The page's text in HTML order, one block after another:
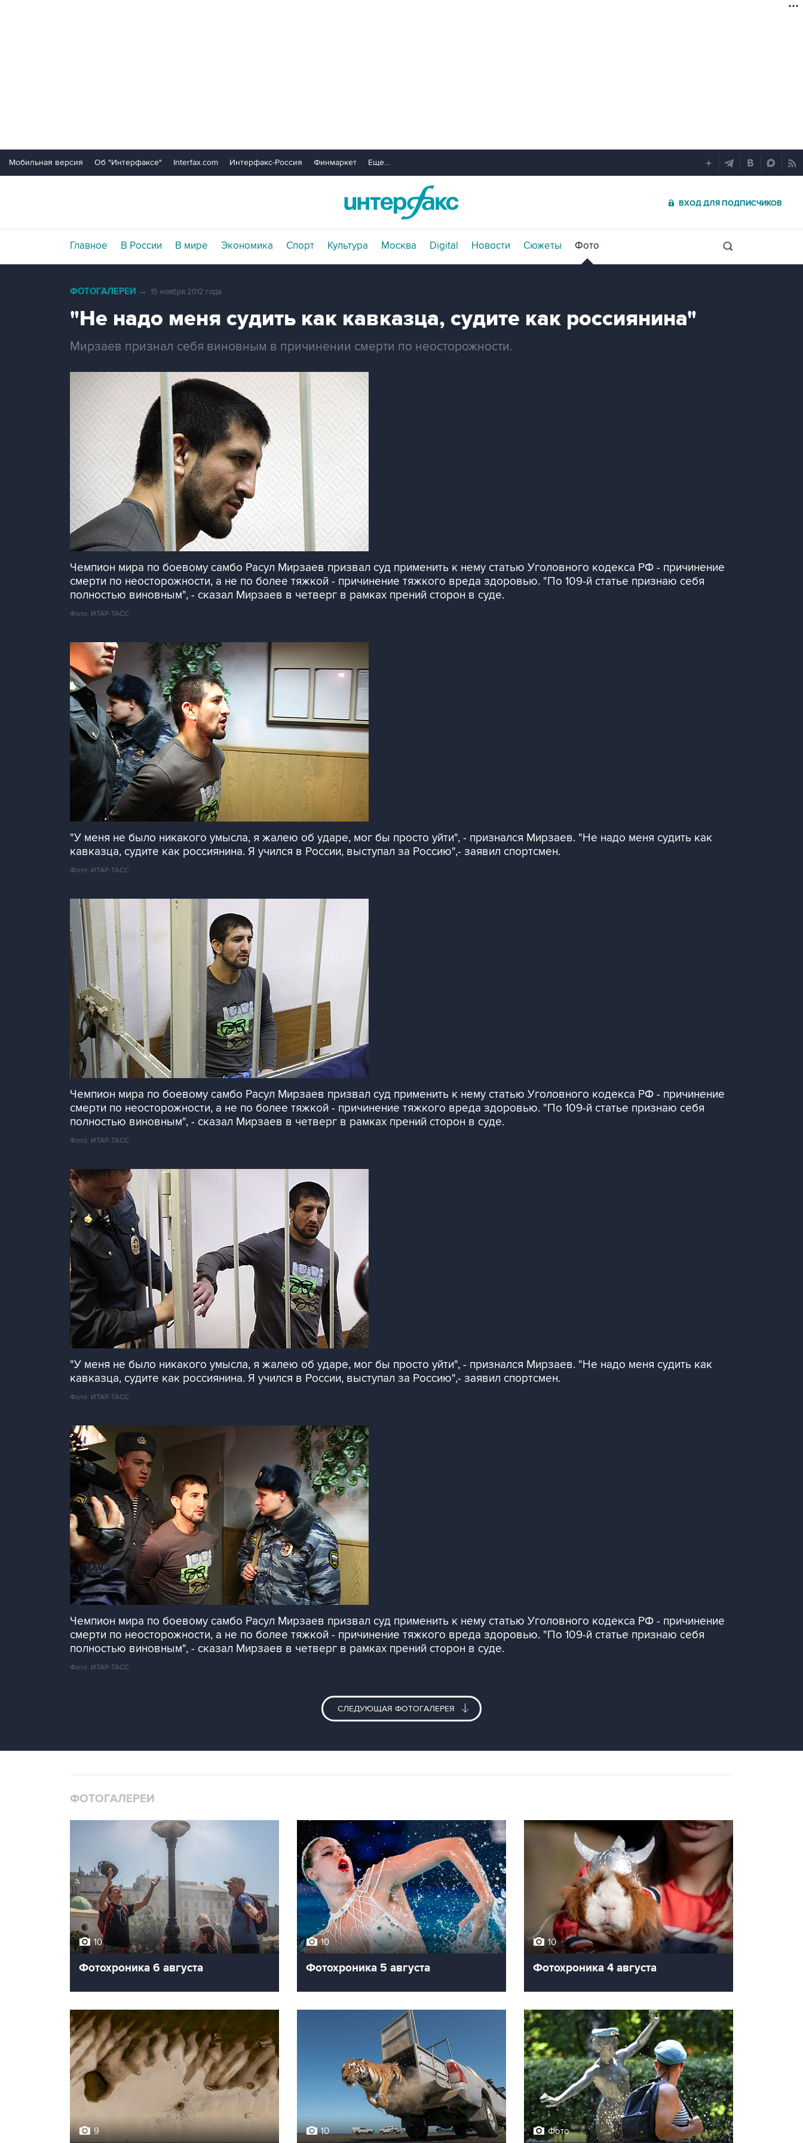
Мобильная версия Об "Интерфаксе" Interfax.com Интерфакс-Россия Финмаркет Еще...
ВХОД ДЛЯ ПОДПИСЧИКОВ
Главное В России В мире Экономика Спорт Культура Москва Digital Новости Сюжеты Фото
ФОТОГАЛЕРЕИ → 15 ноября 2012 года
"Не надо меня судить как кавказца, судите как россиянина"
Мирзаев признал себя виновным в причинении смерти по неосторожности.
Чемпион мира по боевому самбо Расул Мирзаев призвал суд применить к нему статью Уголовного кодекса РФ - причинение
смерти по неосторожности, а не по более тяжкой - причинение тяжкого вреда здоровью. "По 109-й статье признаю себя
полностью виновным", - сказал Мирзаев в четверг в рамках прений сторон в суде.
Фото: ИТАР-ТАСС
"У меня не было никакого умысла, я жалею об ударе, мог бы просто уйти", - признался Мирзаев. "Не надо меня судить как
кавказца, судите как россиянина. Я учился в России, выступал за Россию",- заявил спортсмен.
Фото: ИТАР-ТАСС
Чемпион мира по боевому самбо Расул Мирзаев призвал суд применить к нему статью Уголовного кодекса РФ - причинение
смерти по неосторожности, а не по более тяжкой - причинение тяжкого вреда здоровью. "По 109-й статье признаю себя
полностью виновным", - сказал Мирзаев в четверг в рамках прений сторон в суде.
Фото: ИТАР-ТАСС
"У меня не было никакого умысла, я жалею об ударе, мог бы просто уйти", - признался Мирзаев. "Не надо меня судить как
кавказца, судите как россиянина. Я учился в России, выступал за Россию",- заявил спортсмен.
Фото: ИТАР-ТАСС
Чемпион мира по боевому самбо Расул Мирзаев призвал суд применить к нему статью Уголовного кодекса РФ - причинение
смерти по неосторожности, а не по более тяжкой - причинение тяжкого вреда здоровью. "По 109-й статье признаю себя
полностью виновным", - сказал Мирзаев в четверг в рамках прений сторон в суде.
Фото: ИТАР-ТАСС
СЛЕДУЮЩАЯ ФОТОГАЛЕРЕЯ
ФОТОГАЛЕРЕИ
10
Фотохроника 6 августа
10
Фотохроника 5 августа
10
Фотохроника 4 августа
9 10 Фото